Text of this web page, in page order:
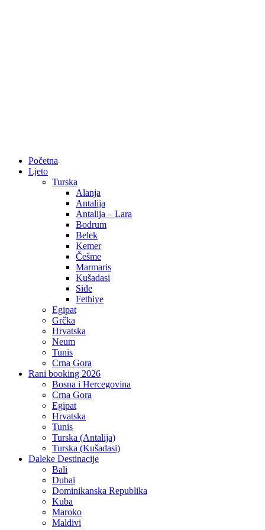
Početna
Ljeto
Turska
Alanja
Antalija
Antalija – Lara
Bodrum
Belek
Kemer
Češme
Marmaris
Kušadasi
Side
Fethiye
Egipat
Grčka
Hrvatska
Neum
Tunis
Crna Gora
Rani booking 2026
Bosna i Hercegovina
Crna Gora
Egipat
Hrvatska
Tunis
Turska (Antalija)
Turska (Kušadasi)
Daleke Destinacije
Bali
Dubai
Dominikanska Republika
Kuba
Maroko
Maldivi